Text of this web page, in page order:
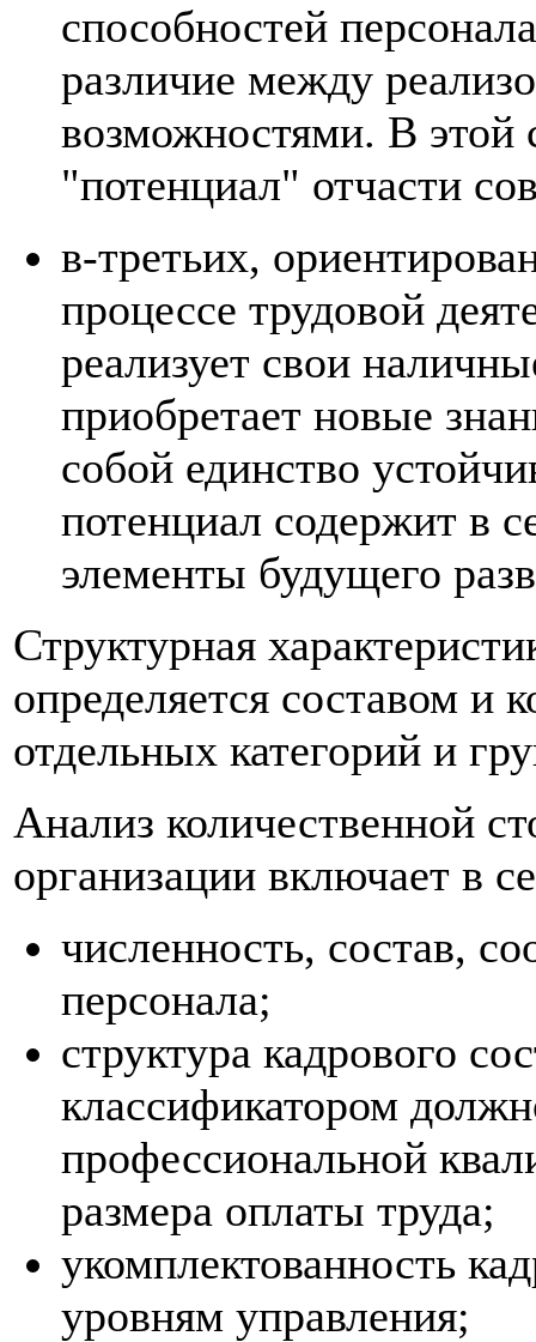
способностей
различие между
возможностями. В этой
"потенциал" отчасти
в-третьих,
процессе трудовой
реализует свои
приобретает новые
собой единство
потенциал содержит в
элементы будущего
Структурная
определяется составом и
отдельных категорий и
Анализ количественной
организации включает в
численность, состав,
персонала;
структура кадрового
классификатором
профессиональной
размера оплаты труда;
укомплектованность
уровням управления;